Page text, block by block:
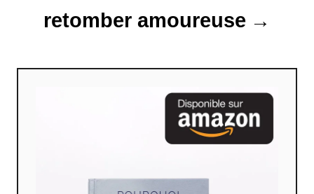
retomber amoureuse